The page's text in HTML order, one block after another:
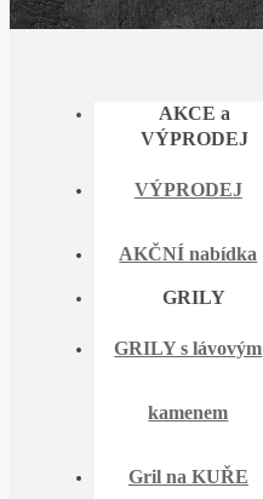
AKCE a
VÝPRODEJ
VÝPRODEJ
AKČNÍ nabídka
GRILY
GRILY s lávovým
kamenem
Gril na KUŘE